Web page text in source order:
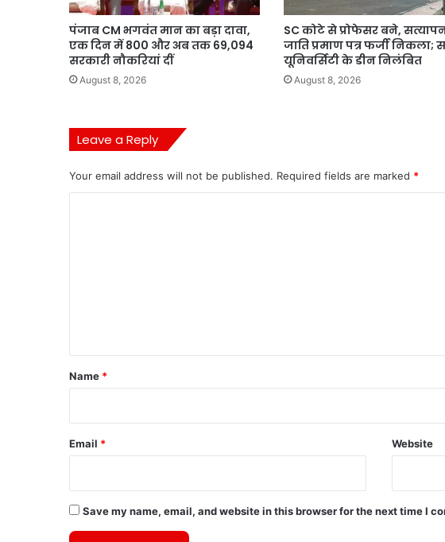
पंजाब CM भगवंत मान का बड़ा दावा,
एक दिन में 800 और अब तक 69,094
सरकारी नौकरियां दीं
August 8, 2026
SC कोटे से प्रोफेसर बने,
जाति प्रमाण पत्र फर्जी निकला;
यूनिवर्सिटी के डीन निलंबित
August 8, 2026
Leave a Reply
Your email address will not be published. Required fields are marked *
*
Name *
Email * Website
Save my name, email, and website in this browser for the next time I